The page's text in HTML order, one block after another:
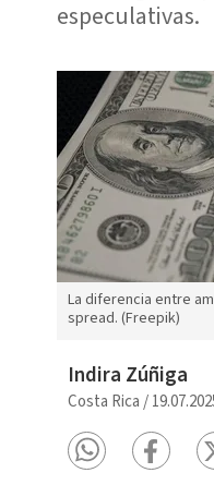
especulativas.
La diferencia entre
spread. (Freepik)
Indira Zúñiga
Costa Rica /